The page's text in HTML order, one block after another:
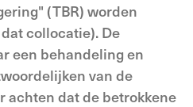
(TBR) worden
collocatie). De
een behandeling en
van de
achten dat de betrokkene